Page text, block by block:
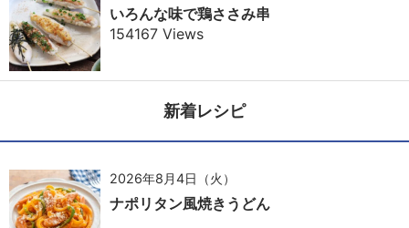
いろんな味で鶏ささみ串
154167 Views
新着レシピ
2026年8月4日（火）
ナポリタン風焼きうどん